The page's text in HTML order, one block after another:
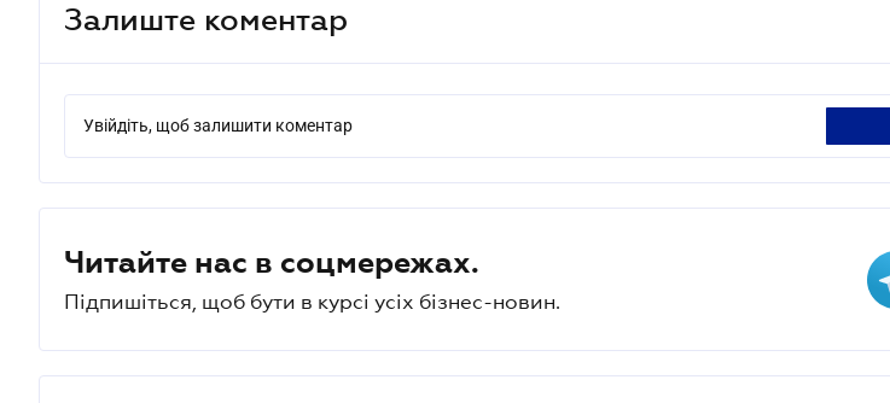
Залиште коментар
Увійдіть, щоб залишити коментар
Читайте нас в соцмережах.
Підпишіться, щоб бути в курсі усіх бізнес-новин.